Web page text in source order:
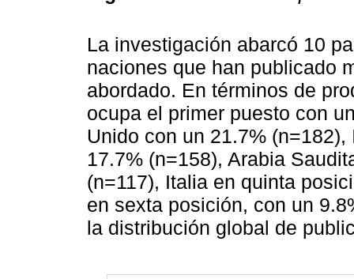
La investigación abarcó 10
naciones que han publicado
abordado. En términos de
ocupa el primer puesto con
Unido con un 21.7%
17.7% (n=158), Arabia
(n=117), Italia en quinta
en sexta posición, con un
la distribución global de